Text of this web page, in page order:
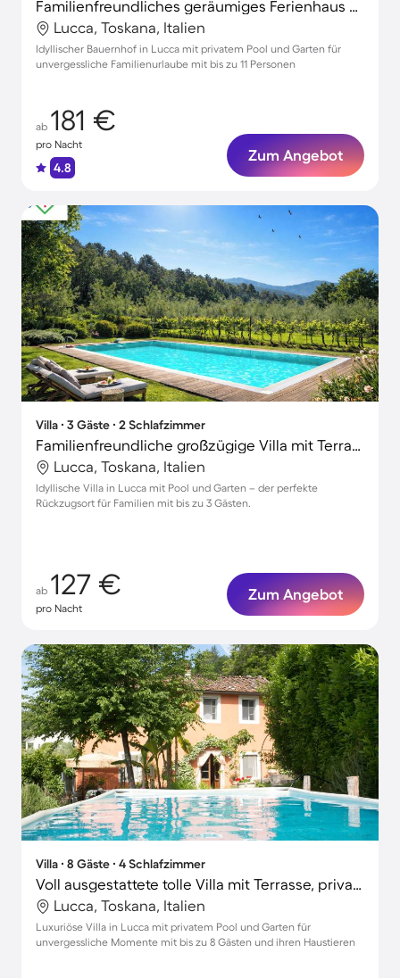
Familienfreundliches geräumiges Ferienhaus mit Garten, Terrasse und privatem Pool | Haustiere sind willkommen
Lucca, Toskana, Italien
Idyllischer Bauernhof in Lucca mit privatem Pool und Garten für
unvergessliche Familienurlaube mit bis zu 11 Personen
ab 181 €
pro Nacht
4.8
Zum Angebot
Villa ∙ 3 Gäste ∙ 2 Schlafzimmer
Familienfreundliche großzügige Villa mit Terrasse, Pool und Garten | Perfekt für die Arbeit von Zuhause
Lucca, Toskana, Italien
Idyllische Villa in Lucca mit Pool und Garten – der perfekte
Rückzugsort für Familien mit bis zu 3 Gästen.
ab 127 €
pro Nacht
Zum Angebot
Villa ∙ 8 Gäste ∙ 4 Schlafzimmer
Voll ausgestattete tolle Villa mit Terrasse, privatem Pool und Garten | Naturblick | Hunde erlaubt
Lucca, Toskana, Italien
Luxuriöse Villa in Lucca mit privatem Pool und Garten für
unvergessliche Momente mit bis zu 8 Gästen und ihren Haustieren